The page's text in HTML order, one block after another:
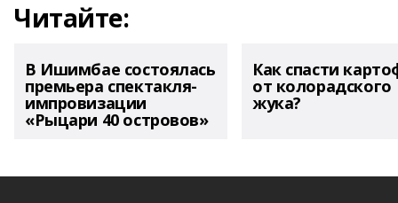
Читайте:
В Ишимбае состоялась
премьера спектакля-
импровизации
«Рыцари 40 островов»
Как спасти
от колорадского
жука?